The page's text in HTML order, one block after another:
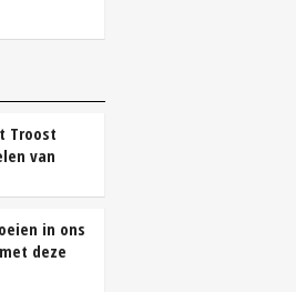
Troost
van
in ons
deze